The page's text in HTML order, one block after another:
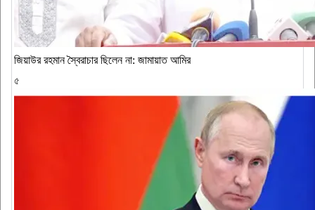
জিয়াউর রহমান স্বৈরাচার ছিলেন না: জামায়াত আমির
৫